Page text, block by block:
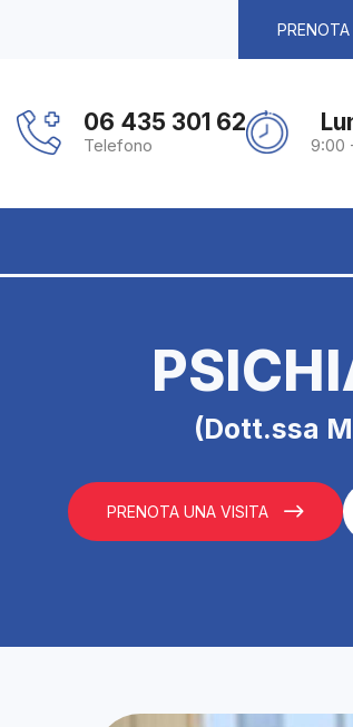
06 435 301 62
Telefono 9:00
(Dott.ssa
PRENOTA UNA VISITA